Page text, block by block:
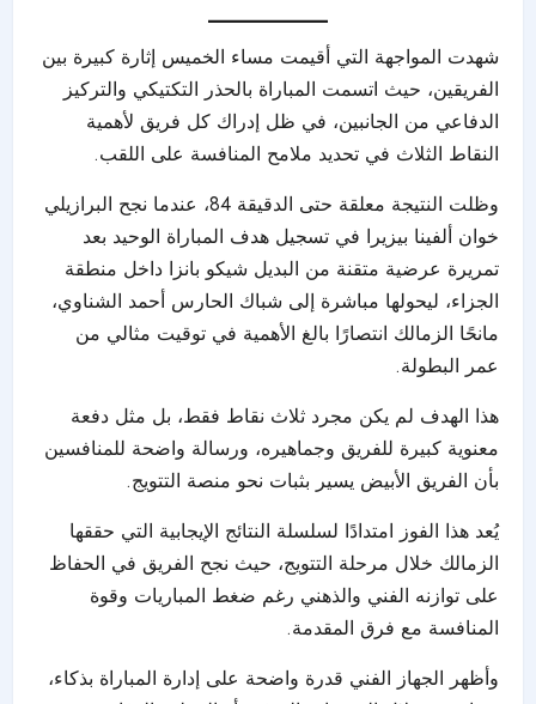
شهدت المواجهة التي أقيمت مساء الخميس إثارة كبيرة بين
الفريقين، حيث اتسمت المباراة بالحذر التكتيكي والتركيز
الدفاعي من الجانبين، في ظل إدراك كل فريق لأهمية
النقاط الثلاث في تحديد ملامح المنافسة على اللقب.
وظلت النتيجة معلقة حتى الدقيقة 84، عندما نجح البرازيلي
خوان ألفينا بيزيرا في تسجيل هدف المباراة الوحيد بعد
تمريرة عرضية متقنة من البديل شيكو بانزا داخل منطقة
الجزاء، ليحولها مباشرة إلى شباك الحارس أحمد الشناوي،
مانحًا الزمالك انتصارًا بالغ الأهمية في توقيت مثالي من
عمر البطولة.
هذا الهدف لم يكن مجرد ثلاث نقاط فقط، بل مثل دفعة
معنوية كبيرة للفريق وجماهيره، ورسالة واضحة للمنافسين
بأن الفريق الأبيض يسير بثبات نحو منصة التتويج.
يُعد هذا الفوز امتدادًا لسلسلة النتائج الإيجابية التي حققها
الزمالك خلال مرحلة التتويج، حيث نجح الفريق في الحفاظ
على توازنه الفني والذهني رغم ضغط المباريات وقوة
المنافسة مع فرق المقدمة.
وأظهر الجهاز الفني قدرة واضحة على إدارة المباراة بذكاء،